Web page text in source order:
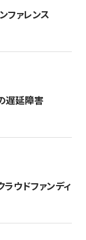
ファレンス
遅延障害
ウドファンディ